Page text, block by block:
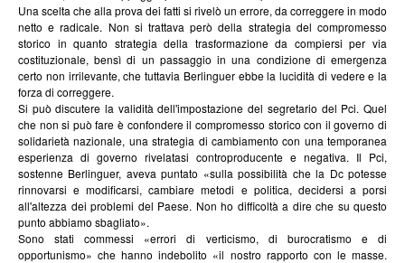
Una scelta che alla prova dei fatti si rivelò un errore, da correggere in modo
netto e radicale. Non si trattava però della strategia del compromesso
storico in quanto strategia della trasformazione da compiersi per via
costituzionale, bensì di un passaggio in una condizione di emergenza
certo non irrilevante, che tuttavia Berlinguer ebbe la lucidità di vedere e la
forza di correggere.
Si può discutere la validità dell'impostazione del segretario del Pci. Quel
che non si può fare è confondere il compromesso storico con il governo di
solidarietà nazionale, una strategia di cambiamento con una temporanea
esperienza di governo rivelatasi controproducente e negativa. Il Pci,
sostenne Berlinguer, aveva puntato «sulla possibilità che la Dc potesse
rinnovarsi e modificarsi, cambiare metodi e politica, decidersi a porsi
all'altezza dei problemi del Paese. Non ho difficoltà a dire che su questo
punto abbiamo sbagliato».
Sono stati commessi «errori di verticismo, di burocratismo e di
opportunismo» che hanno indebolito «il nostro rapporto con le masse.